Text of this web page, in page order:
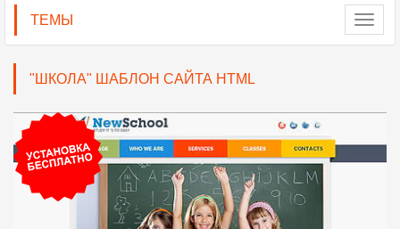
ТЕМЫ
"ШКОЛА" ШАБЛОН САЙТА HTML